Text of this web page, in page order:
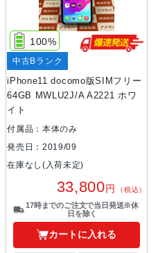
iPhone11 docomo版SIMフリー
64GB MWLU2J/A A2221 ホワ
イト
100%
中古Bランク
付属品：本体のみ
発売日：2019/09
在庫なし(入荷未定)
33,800円 （税込）
17時までのご注文で当日発送※休
日を除く
カートに入れる